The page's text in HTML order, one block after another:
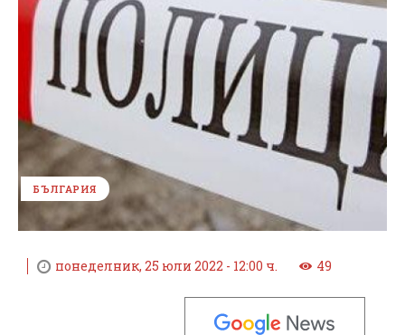
БЪЛГАРИЯ
понеделник, 25 юли 2022 - 12:00 ч. 49